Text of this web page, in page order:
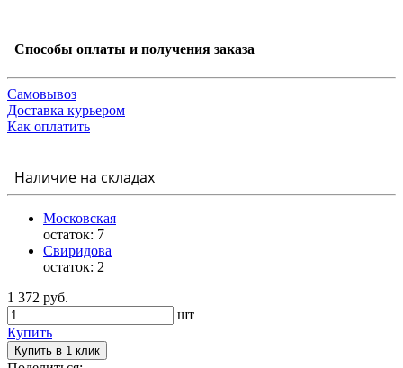
Способы оплаты и получения заказа
Самовывоз
Доставка курьером
Как оплатить
Наличие на складах
Московская
остаток: 7
Свиридова
остаток: 2
1 372 руб.
шт
Купить
Купить в 1 клик